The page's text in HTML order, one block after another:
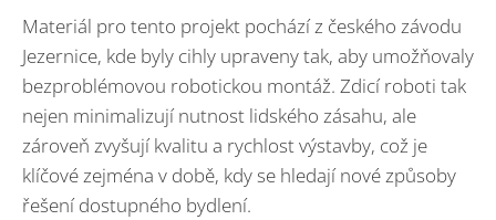
Materiál pro tento projekt pochází z českého závodu
Jezernice, kde byly cihly upraveny tak, aby umožňovaly
bezproblémovou robotickou montáž. Zdicí roboti tak
nejen minimalizují nutnost lidského zásahu, ale
zároveň zvyšují kvalitu a rychlost výstavby, což je
klíčové zejména v době, kdy se hledají nové způsoby
řešení dostupného bydlení.